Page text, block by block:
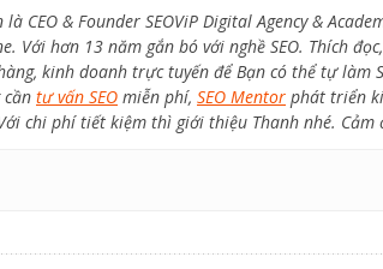
là CEO & Founder SEOViP Digital Agency &
Với hơn 13 năm gắn bó với nghề SEO. Thích
kinh doanh trực tuyến để Bạn có thể tự làm
cần tư vấn SEO miễn phí, SEO Mentor phát triển
chi phí tiết kiệm thì giới thiệu Thanh nhé. Cảm